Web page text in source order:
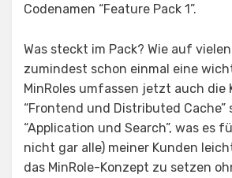
Codenamen “Feature Pack 1”.
Was steckt im Pack? Wie auf
zumindest schon einmal eine
MinRoles umfassen jetzt auch die
“Frontend und Distributed Cache”
“Application und Search”, was es
nicht gar alle) meiner Kunden
das MinRole-Konzept zu setzen